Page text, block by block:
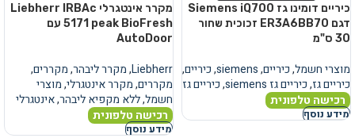
כיריים דומינו גז Siemens iQ700
דגם ER3A6BB70 זכוכית שחור
30 ס"מ
מוצרי חשמל,כיריים,
siemens
,כיריים,
כיריים גז,כיריים גז siemens ,כיריים גז
רכישה טלפונית
מידע נוסף
מקרר אינטגרלי Liebherr IRBAc
5171 peak BioFresh עם
AutoDoor
Liebherr
,מקרר ליבהר,מקררים,
מקררים,מקרר אינטגרלי,מוצרי
חשמל,ללא מקפיא ליבהר,אינטגרלי
רכישה טלפונית
מידע נוסף